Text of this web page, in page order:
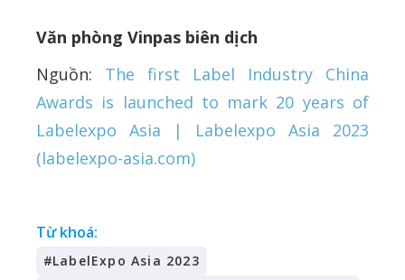
Văn phòng Vinpas biên dịch
Nguồn: The first Label Industry China
Awards is launched to mark 20 years of
Labelexpo Asia | Labelexpo Asia 2023
(labelexpo-asia.com)
Từ khoá:
#LabelExpo Asia 2023